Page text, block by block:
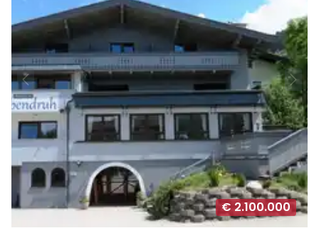
€ 2.100.000